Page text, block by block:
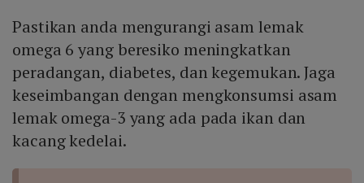
Pastikan anda mengurangi asam lemak
omega 6 yang beresiko meningkatkan
peradangan, diabetes, dan kegemukan. Jaga
keseimbangan dengan mengkonsumsi asam
lemak omega-3 yang ada pada ikan dan
kacang kedelai.